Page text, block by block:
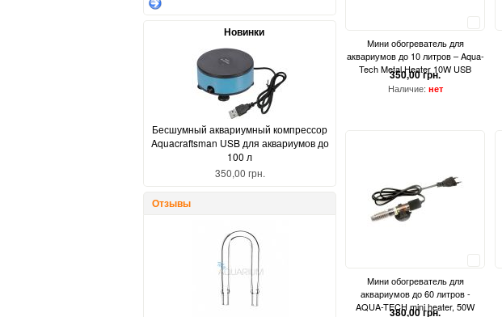
Мини обогреватель для
аквариумов до 10 литров – Aqua-
Tech Metal Heater 10W USB
350,00 грн.
Наличие: нет
Мини обогреватель для
аквариумов до 60 литров -
AQUA-TECH mini heater, 50W
380,00 грн.
Новинки
Бесшумный аквариумный компрессор
Aquacraftsman USB для аквариумов до
100 л
350,00 грн.
Отзывы